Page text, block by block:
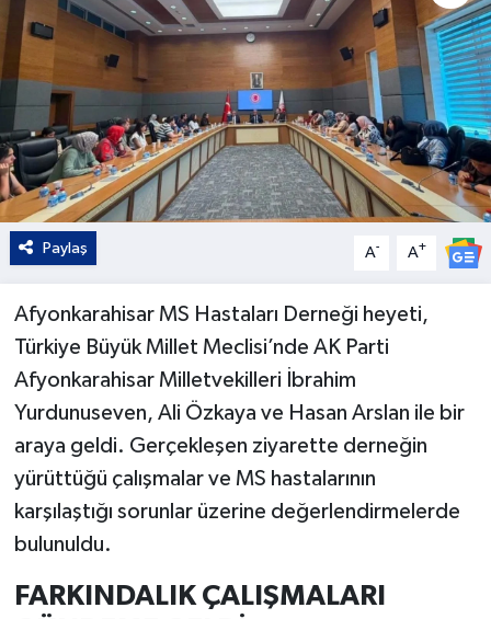
Paylaş A- A+
Afyonkarahisar MS Hastaları Derneği heyeti,
Türkiye Büyük Millet Meclisi’nde AK Parti
Afyonkarahisar Milletvekilleri İbrahim
Yurdunuseven, Ali Özkaya ve Hasan Arslan ile bir
araya geldi. Gerçekleşen ziyarette derneğin
yürüttüğü çalışmalar ve MS hastalarının
karşılaştığı sorunlar üzerine değerlendirmelerde
bulunuldu.
FARKINDALIK ÇALIŞMALARI